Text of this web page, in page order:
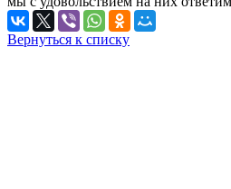
Вернуться к списку